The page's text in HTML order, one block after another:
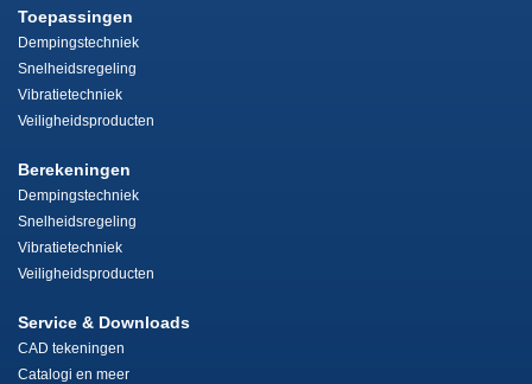
Toepassingen
Dempingstechniek
Snelheidsregeling
Vibratietechniek
Veiligheidsproducten
Berekeningen
Dempingstechniek
Snelheidsregeling
Vibratietechniek
Veiligheidsproducten
Service & Downloads
CAD tekeningen
Catalogi en meer